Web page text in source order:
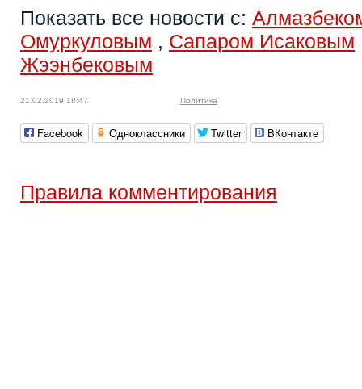
Показать все новости с:
Омуркуловым , Сапаром Исаковым
Жээнбековым
21.02.2019 18:47 Политика
Facebook Одноклассники Twitter ВКонтакте
Правила комментирования